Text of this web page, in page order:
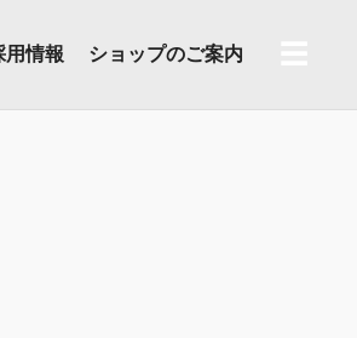
用情報 ショップのご案内